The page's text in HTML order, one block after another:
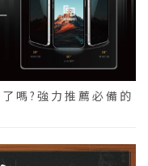
嗎?強力推薦必備的